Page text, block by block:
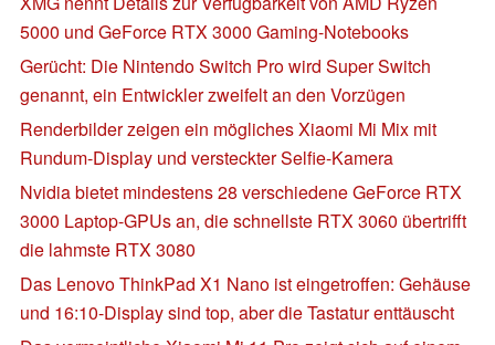
5000 und GeForce RTX 3000 Gaming-Notebooks
Gerücht: Die Nintendo Switch Pro wird Super Switch
genannt, ein Entwickler zweifelt an den Vorzügen
Renderbilder zeigen ein mögliches Xiaomi Mi Mix mit
Rundum-Display und versteckter Selfie-Kamera
Nvidia bietet mindestens 28 verschiedene GeForce RTX
3000 Laptop-GPUs an, die schnellste RTX 3060 übertrifft
die lahmste RTX 3080
Das Lenovo ThinkPad X1 Nano ist eingetroffen: Gehäuse
und 16:10-Display sind top, aber die Tastatur enttäuscht